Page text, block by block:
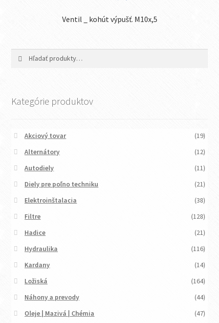
Ventil _ kohút výpušť. M10x,5
Vyhľadávanie
Kategórie produktov
Akciový tovar
(19)
Alternátory
(12)
Autodiely
(11)
Diely pre poľno techniku
(21)
Elektroinštalacia
(38)
Filtre
(128)
Hadice
(21)
Hydraulika
(116)
Kardany
(14)
Ložiská
(164)
Náhony a prevody
(44)
Oleje | Mazivá | Chémia
(47)